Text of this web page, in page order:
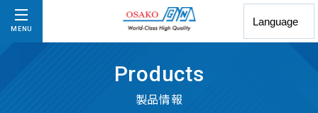
MENU
Products
製品情報